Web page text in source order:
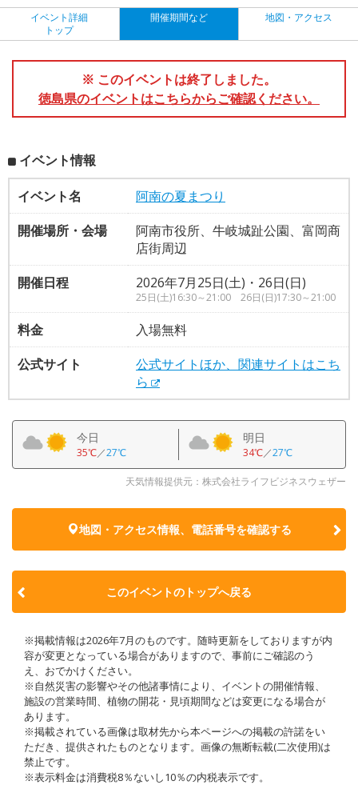
イベント詳細
トップ
開催期間など 地図・アクセス
※ このイベントは終了しました。
徳島県のイベントはこちらからご確認ください。
イベント情報
イベント名
阿南の夏まつり
開催場所・会場
阿南市役所、牛岐城趾公園、富岡商
店街周辺
開催日程
2026年7月25日(土)・26日(日)
25日(土)16:30～21:00 26日(日)17:30～21:00
料金
入場無料
公式サイト
公式サイトほか、関連サイトはこち
ら
今日
35℃／27℃
明日
34℃／27℃
天気情報提供元：株式会社ライフビジネスウェザー
地図・アクセス情報、電話番号を確認する
このイベントのトップへ戻る
※掲載情報は2026年7月のものです。随時更新をしておりますが内
容が変更となっている場合がありますので、事前にご確認のう
え、おでかけください。
※自然災害の影響やその他諸事情により、イベントの開催情報、
施設の営業時間、植物の開花・見頃期間などは変更になる場合が
あります。
※掲載されている画像は取材先から本ページへの掲載の許諾をい
ただき、提供されたものとなります。画像の無断転載(二次使用)は
禁止です。
※表示料金は消費税8％ないし10％の内税表示です。